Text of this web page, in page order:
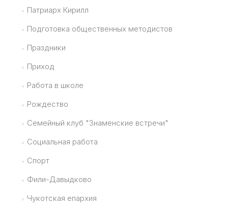
Патриарх Кирилл
Подготовка общественных методистов
Праздники
Приход
Работа в школе
Рождество
Семейный клуб "Знаменские встречи"
Социальная работа
Спорт
Фили-Давыдково
Чукотская епархия